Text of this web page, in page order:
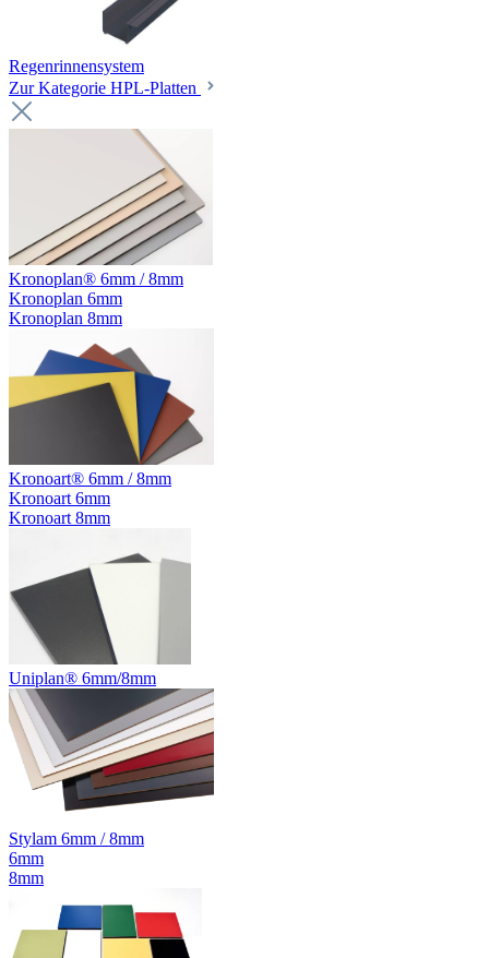
Regenrinnensystem
Zur Kategorie HPL-Platten
Kronoplan® 6mm / 8mm
Kronoplan 6mm
Kronoplan 8mm
Kronoart® 6mm / 8mm
Kronoart 6mm
Kronoart 8mm
Uniplan® 6mm/8mm
Stylam 6mm / 8mm
6mm
8mm